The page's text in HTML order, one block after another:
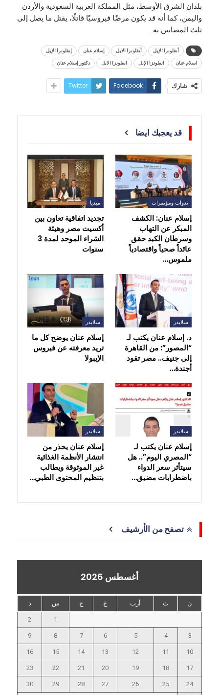
بلدان الشرق الأوسط، مثل المملكة العربية السعودية والأردن
واليمن، كما أنه قد يكون مرضًا فيروسيًا قاتلًا، يقتل ما يصل إلى
ثلث المصابين به.
أنفلونزا الإبل أنفلونزا الابل إسلام عنان
إنفلونزا الإبل
اسلام عنان
انفلونزا الإبل انفلونزا الابل دكتور إسلام عنان
شارك Facebook
Twitter
قد يعجبك ايضا
ندوات ومؤتمرات
إسلام عنان: الكشف
المبكر عن التهاب
وسرطان الكبد حقق
عائداً صحياً واقتصادياً
ملموس…
ميديا
تجديد اتفاقية تعاون بين
أكسيت مصر وهيئة
الشراء الموحد لمدة 3
سنوات
سلايدر
د. إسلام عنان يكتب لـ
“المصور”: من القاهرة
إلى جنيف.. مصر تقود
أجندة…
سلايدر
إسلام عنان يوضح كل ما
تريد معرفته عن فيروس
الإيبولا
سلايدر
إسلام عنان يكتب لـ
“المصري اليوم”.. هل
سيتأثر سعر الدواء
باضطرابات مضيق…
سلايدر
إسلام عنان يحذر من
انتشار الأنظمة الغذائية
غير الموثوقة ويطالب
بتنظيم المحتوى الطبي…
تصفح من الأرشيف
أغسطس 2026
ن ث أرب خ ج س د
1
2
3
4
5
6
7
8
9
10
11
12
13
14
15
16
17
18
19
20
21
22
23
24
25
26
27
28
29
30